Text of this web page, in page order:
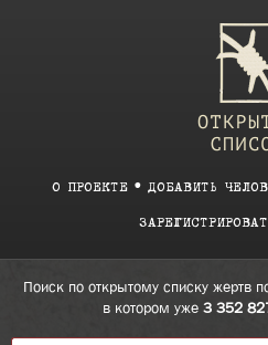
О ПРОЕКТЕ ДОБАВИТЬ
Поиск по открытому списку жертв
в котором уже 3 352